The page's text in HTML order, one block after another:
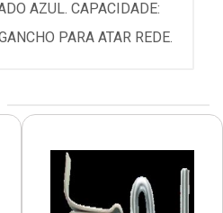
AZUL. CAPACIDADE:
PARA ATAR REDE.